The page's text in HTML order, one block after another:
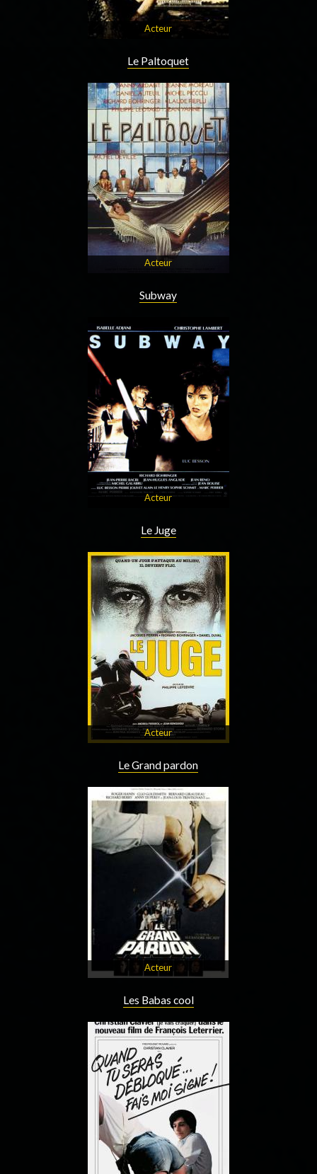
Acteur
Le Paltoquet
Acteur
Subway
Acteur
Le Juge
Acteur
Le Grand pardon
Acteur
Les Babas cool